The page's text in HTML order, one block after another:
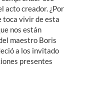
acto creador. ¿Por
toca vivir de esta
nos están
maestro Boris
a los invitado
presentes